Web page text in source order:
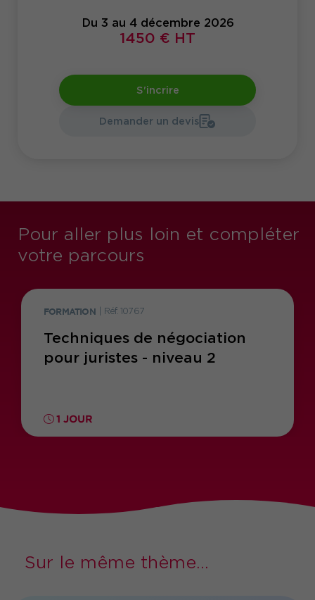
Du 3 au 4 décembre 2026
1450 € HT
S'incrire
Demander un devis
Pour aller plus loin et compléter
votre parcours
FORMATION Réf. 10767
Techniques de négociation
pour juristes - niveau 2
1 JOUR
Sur le même thème...